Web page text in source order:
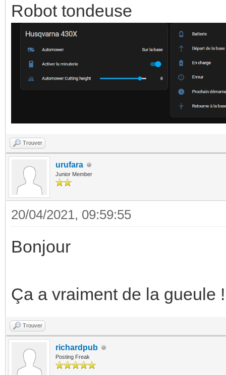
Robot tondeuse
Trouver
urufara
Junior Member
20/04/2021, 09:59:55
Bonjour
Ça a vraiment de la gueule !
Trouver
richardpub
Posting Freak